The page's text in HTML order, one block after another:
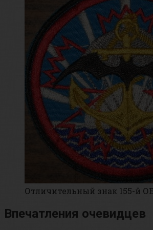
Отличительный знак 155-й
Впечатления очевидцев